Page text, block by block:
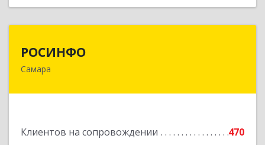
РОСИНФО
Самара
Клиентов на сопровождении
470
443069, Самарская обл, Самара г, Авроры ул,